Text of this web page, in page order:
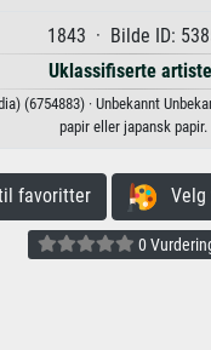
1843 · Bilde ID:
Uklassifiserte
(6754883) · Unbekannt
papir eller japansk papir.
favoritter Velg
0